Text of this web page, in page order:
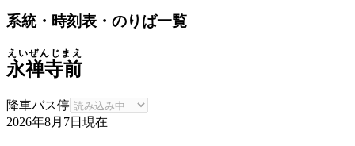
系統・時刻表・のりば一覧
永禅寺前
えいぜんじまえ
降車バス停
2026年8月7日 現在